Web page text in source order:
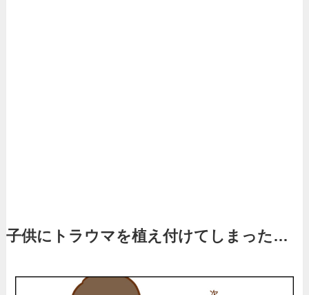
子供にトラウマを植え付けてしまった…